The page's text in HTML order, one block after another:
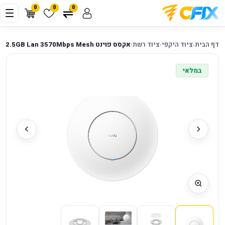
0 0 0
דף הבית‹ציוד היקפי‹ציוד רשת‹אקסס פוינט Cudy BE3600 2.5G WI-FI 7 PoE 2.5GB Lan 3570Mbps Mesh
במלאי